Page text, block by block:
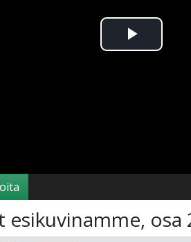
Toista
esikuvinamme, osa